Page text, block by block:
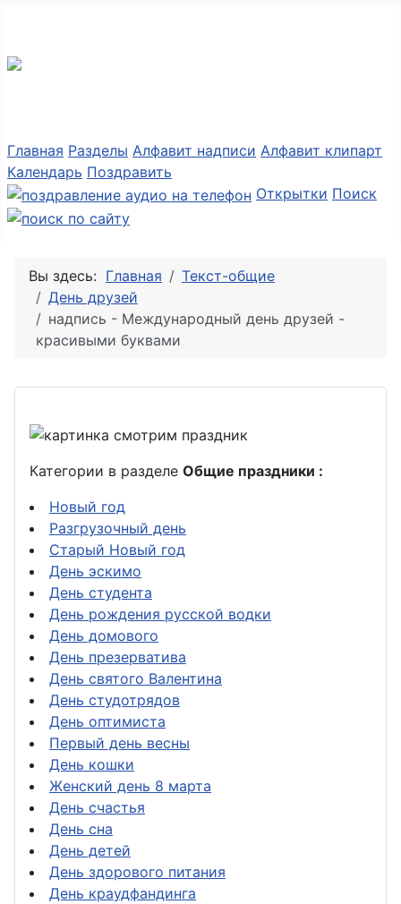
Главная Разделы Алфавит надписи Алфавит клипарт
Календарь Поздравить
Открытки Поиск
Вы здесь: Главная
Текст-общие
День друзей
надпись - Международный день друзей -
красивыми буквами
Категории в разделе Общие праздники :
Новый год
Разгрузочный день
Старый Новый год
День эскимо
День студента
День рождения русской водки
День домового
День презерватива
День святого Валентина
День студотрядов
День оптимиста
Первый день весны
День кошки
Женский день 8 марта
День счастья
День сна
День детей
День здорового питания
День краудфандинга